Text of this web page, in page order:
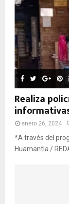
Realiza
enero 26, 2024
*A través del
Huamantla /